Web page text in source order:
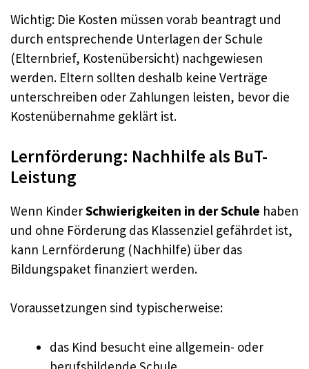
Wichtig: Die Kosten müssen vorab beantragt und
durch entsprechende Unterlagen der Schule
(Elternbrief, Kostenübersicht) nachgewiesen
werden. Eltern sollten deshalb keine Verträge
unterschreiben oder Zahlungen leisten, bevor die
Kostenübernahme geklärt ist.
Lernförderung: Nachhilfe als BuT-
Leistung
Wenn KinderSchwierigkeiten in der Schule haben
und ohne Förderung das Klassenziel gefährdet ist,
kann Lernförderung (Nachhilfe) über das
Bildungspaket finanziert werden.
Voraussetzungen sind typischerweise:
das Kind besucht eine allgemein- oder